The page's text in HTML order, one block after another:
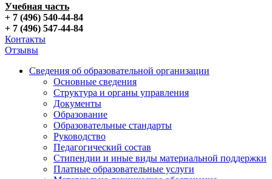
Учебная часть
+ 7 (496) 540-44-84
+ 7 (496) 547-44-84
Контакты
Отзывы
Сведения об образовательной организации
Основные сведения
Структура и органы управления
Документы
Образование
Образовательные стандарты
Руководство
Педагогический состав
Стипендии и иные виды материальной поддержки
Платные образовательные услуги